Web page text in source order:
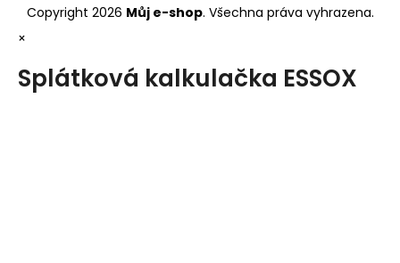
Copyright 2026 Můj e-shop. Všechna práva vyhrazena.
×
Splátková kalkulačka ESSOX